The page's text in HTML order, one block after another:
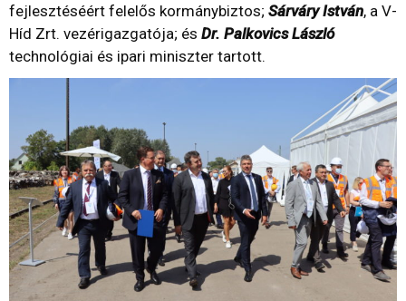
fejlesztéséért felelős kormánybiztos; Sárváry István, a V-
Híd Zrt. vezérigazgatója; és Dr. Palkovics László
technológiai és ipari miniszter tartott.